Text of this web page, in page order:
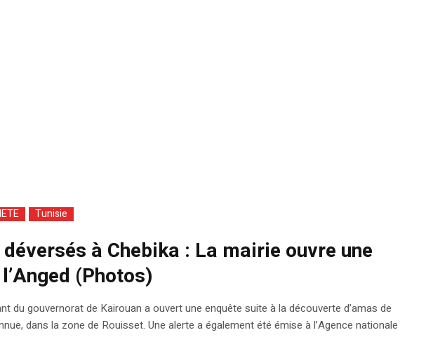
Tunisie
à Chebika : La mairie ouvre une
(Photos)
du gouvernorat de Kairouan a ouvert une enquête suite à la découverte d’amas de
dans la zone de Rouisset. Une alerte a également été émise à l’Agence nationale